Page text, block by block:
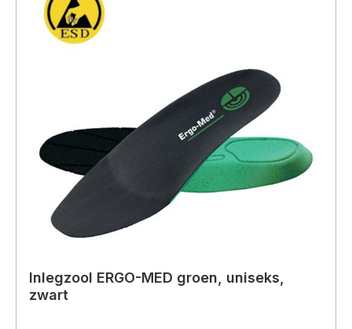
Inlegzool ERGO-MED groen, uniseks,
zwart